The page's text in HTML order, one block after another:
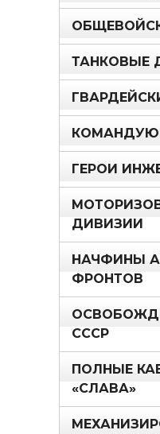
ТАНКОВЫЕ
ГЕРОИ
ДИВИЗИИ
НАЧФИНЫ
ФРОНТОВ
СССР
ПОЛНЫЕ
«СЛАВА»